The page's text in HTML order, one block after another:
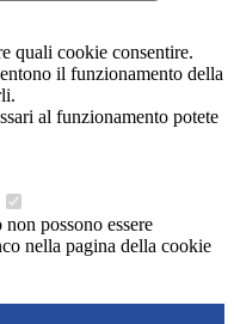
quali cookie consentire.
il funzionamento della
al funzionamento potete
possono essere
nella pagina della cookie